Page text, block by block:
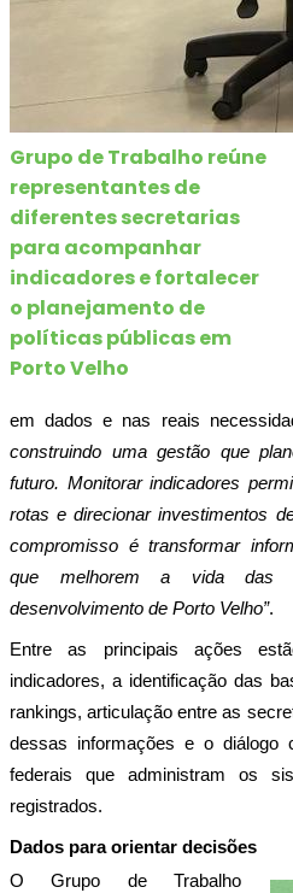
Grupo de Trabalho reúne
representantes de
diferentes secretarias
para acompanhar
indicadores e fortalecer
o planejamento de
políticas públicas em
Porto Velho
em dados e nas reais
construindo uma gestão que
futuro. Monitorar indicadores
rotas e direcionar investimentos
compromisso é transformar
que melhorem a vida das
desenvolvimento de Porto Velho”.
Entre as principais ações
indicadores, a identificação das
rankings, articulação entre as
dessas informações e o diálogo
federais que administram os
registrados.
Dados para orientar decisões
O Grupo de Trabalho